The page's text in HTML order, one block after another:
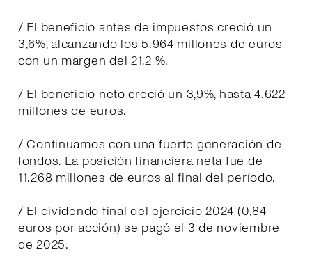
/ El beneficio antes de impuestos creció un
3,6%, alcanzando los 5.964 millones de euros
con un margen del 21,2 %.
/ El beneficio neto creció un 3,9%, hasta 4.622
millones de euros.
/ Continuamos con una fuerte generación de
fondos. La posición financiera neta fue de
11.268 millones de euros al final del período.
/ El dividendo final del ejercicio 2024 (0,84
euros por acción) se pagó el 3 de noviembre
de 2025.